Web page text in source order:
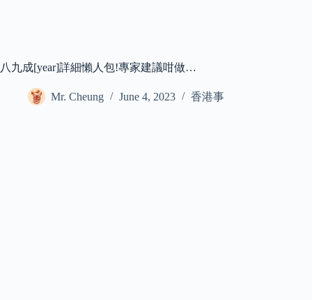
八九成[year]詳細懶人包!專家建議咁做…
Mr. Cheung June 4, 2023 香港事